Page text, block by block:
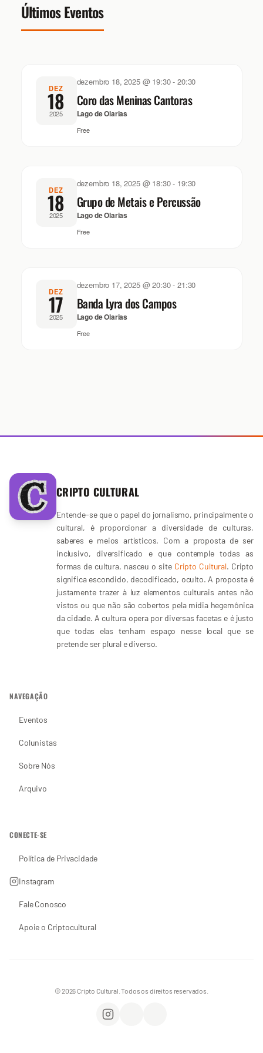
Últimos Eventos
DEZ
18
2025
dezembro 18, 2025 @ 19:30-20:30
Coro das Meninas Cantoras
Lago de Olarias
Free
DEZ
18
2025
dezembro 18, 2025 @ 18:30- 19:30
Grupo de Metais e Percussão
Lago de Olarias
Free
DEZ
17
2025
dezembro 17, 2025 @ 20:30-21:30
Banda Lyra dos Campos
Lago de Olarias
Free
CRIPTO CULTURAL
Entende-se que o papel do jornalismo, principalmente o
cultural, é proporcionar a diversidade de culturas,
saberes e meios artísticos. Com a proposta de ser
inclusivo, diversificado e que contemple todas as
formas de cultura, nasceu o site Cripto Cultural. Cripto
significa escondido, decodificado, oculto. A proposta é
justamente trazer à luz elementos culturais antes não
vistos ou que não são cobertos pela mídia hegemônica
da cidade. A cultura opera por diversas facetas e é justo
que todas elas tenham espaço nesse local que se
pretende ser plural e diverso.
NAVEGAÇÃO
Eventos
Colunistas
Sobre Nós
Arquivo
CONECTE-SE
Política de Privacidade
Instagram
Fale Conosco
Apoie o Criptocultural
© 2026 Cripto Cultural. Todos os direitos reservados.
Instagram